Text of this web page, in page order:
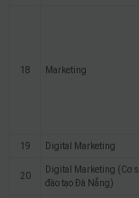
18 Marketing
19 Digital Marketing
20
Digital Marketing (Cơ
đào tạo Đà Nẵng)